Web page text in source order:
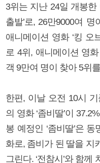
3위는 지난 24일 개봉한
출발’로, 26만9000여
애니메이션 영화 ‘킹 오
로 4위, 애니메이션 영
객 9만여 명이 찾아 5위
한편, 이날 오전 10시
의 영화 ‘좀비딸’이
봉 예정인 ‘좀비딸’은
화로, 좀비가 된 딸을 지
그린다. ‘전참시’와 함